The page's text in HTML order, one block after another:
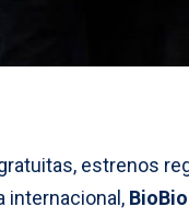
estrenos
internacional,